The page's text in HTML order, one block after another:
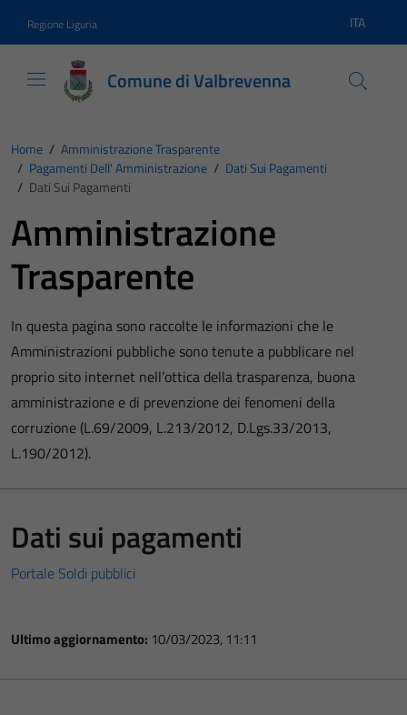
Regione Liguria Lingua
ITA
Comune di Valbrevenna
Home / Amministrazione Trasparente
/ Pagamenti Dell' Amministrazione / Dati Sui Pagamenti
/ Dati Sui Pagamenti
Amministrazione
Trasparente
In questa pagina sono raccolte le informazioni che le
Amministrazioni pubbliche sono tenute a pubblicare nel
proprio sito internet nell’ottica della trasparenza, buona
amministrazione e di prevenzione dei fenomeni della
corruzione (L.69/2009, L.213/2012, D.Lgs.33/2013,
L.190/2012).
Dati sui pagamenti
Portale Soldi pubblici
Ultimo aggiornamento: 10/03/2023, 11:11